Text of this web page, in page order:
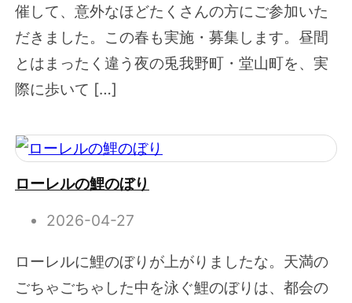
催して、意外なほどたくさんの方にご参加いた
だきました。この春も実施・募集します。昼間
とはまったく違う夜の兎我野町・堂山町を、実
際に歩いて […]
ローレルの鯉のぼり
2026-04-27
ローレルに鯉のぼりが上がりましたな。天満の
ごちゃごちゃした中を泳ぐ鯉のぼりは、都会の